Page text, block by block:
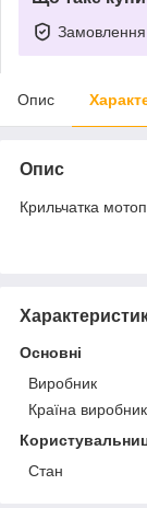
Замовлення
Опис
Опис
Крильчатка
Основні
Виробник
Країна виробник
Стан